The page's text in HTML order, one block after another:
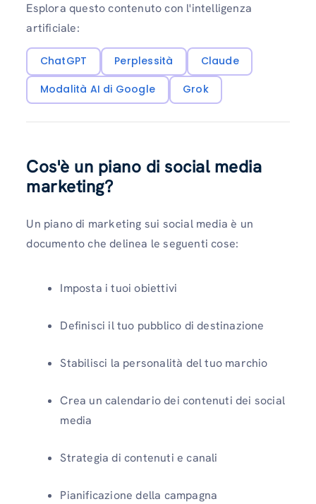
Esplora questo contenuto con l'intelligenza
artificiale:
ChatGPT Perplessità
Claude
Modalità AI di Google
Grok
Cos'è un piano di social media
marketing?
Un piano di marketing sui social media è un
documento che delinea le seguenti cose:
Imposta i tuoi obiettivi
Definisci il tuo pubblico di destinazione
Stabilisci la personalità del tuo marchio
Crea un calendario dei contenuti dei social
media
Strategia di contenuti e canali
Pianificazione della campagna